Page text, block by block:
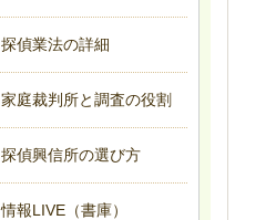
探偵業法の詳細
家庭裁判所と調査の役割
探偵興信所の選び方
情報LIVE（書庫）